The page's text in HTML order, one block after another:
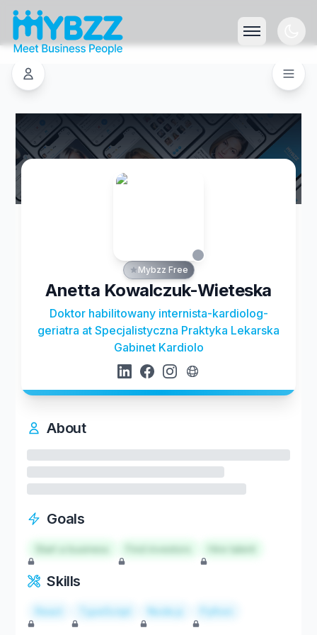
Mybzz Free
Anetta Kowalczuk-Wieteska
Doktor habilitowany internista-kardiolog-
geriatra at Specjalistyczna Praktyka Lekarska
Gabinet Kardiolo
About
Goals
Start a business Hire talent
Skills
React TypeScript Node.js Python